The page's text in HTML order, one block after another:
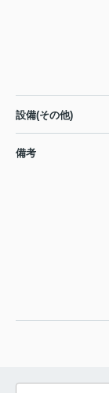
設備(その他)
備考